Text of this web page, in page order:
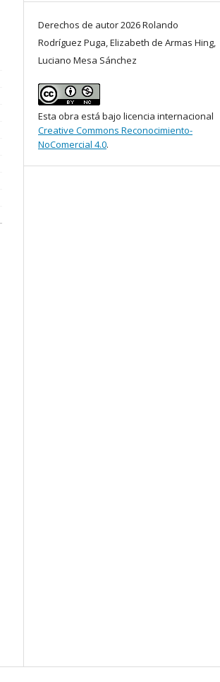
Derechos de autor 2026 Rolando
Rodríguez Puga, Elizabeth de Armas Hing,
Luciano Mesa Sánchez
Esta obra está bajo licencia internacional
Creative Commons Reconocimiento-
NoComercial 4.0.